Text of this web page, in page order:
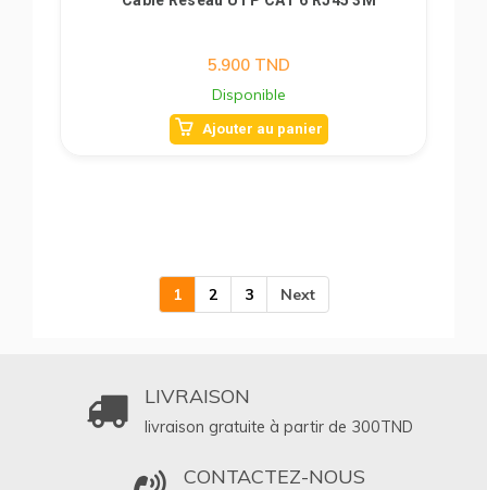
5.900 TND
Disponible
Ajouter au panier
1 2 3 Next
LIVRAISON
livraison gratuite à partir de 300TND
CONTACTEZ-NOUS